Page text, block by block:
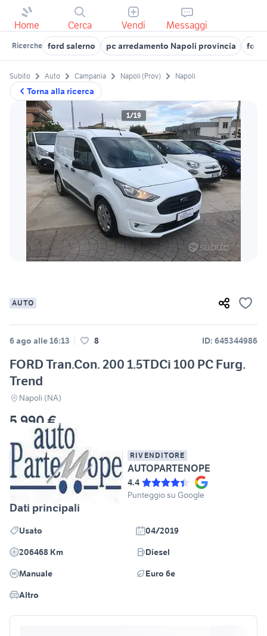
Home Cerca Vendi Messaggi
Ricerche ford salerno pc arredamento Napoli provincia ford
Torna alla ricerca
Subito Auto Campania Napoli (Prov) Napoli
1/19
AUTO
6 ago alle 16:13 8 ID: 645344986
FORD Tran.Con. 200 1.5TDCi 100 PC Furg.
Trend
Napoli (NA)
5.990 €
RIVENDITORE
AUTOPARTENOPE
4.4
Punteggio su Google
Dati principali
Usato
04/2019
206468 Km
Diesel
Manuale
Euro 6e
Altro